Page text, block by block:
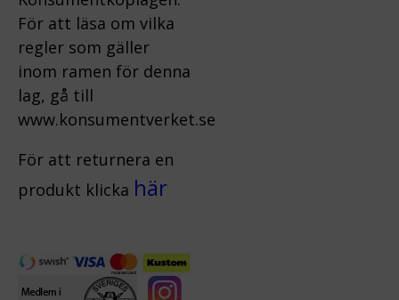
För att läsa om vilka
regler som gäller
inom ramen för denna
lag, gå till
www.konsumentverket.se
För att returnera en
produkt klicka här